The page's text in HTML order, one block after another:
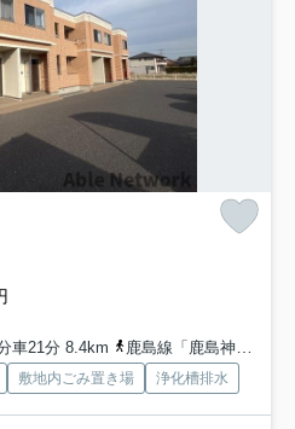
車21分 8.4km
鹿島線「鹿島神宮」駅 車17分 10.2km
敷地内ごみ置き場 浄化槽排水